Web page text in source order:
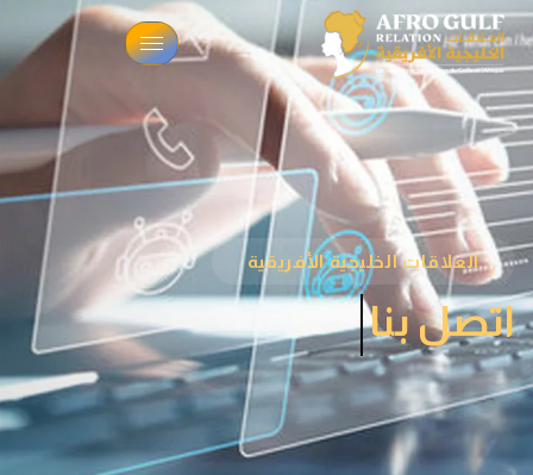
العلاقات الخليجية الأفريقية
اتصل بنا